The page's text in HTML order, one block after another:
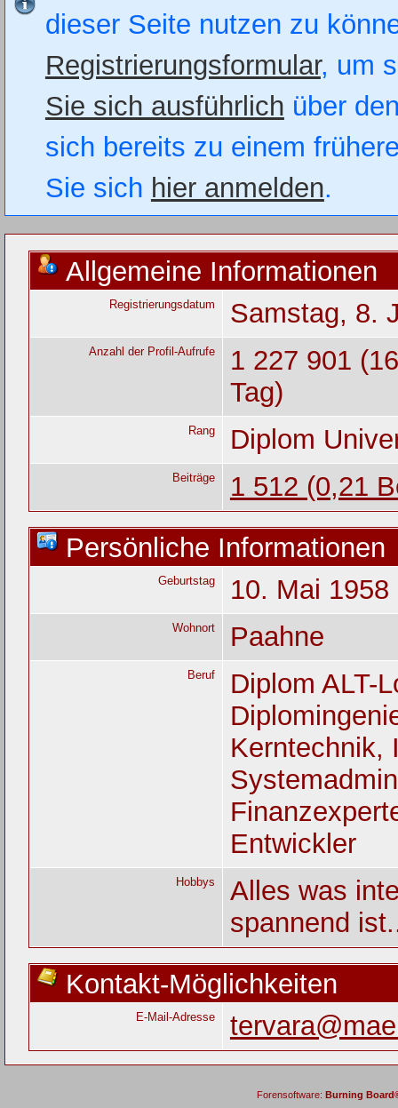
dieser Seite nutzen zu
Registrierungsformular, um
Sie sich ausführlich über
sich bereits zu einem
Sie sich hier anmelden.
Allgemeine Informationen
Registrierungsdatum Samstag, 8.
Anzahl der Profil-Aufrufe
1 227 901
Tag)
Rang Diplom
Beiträge
1 512 (0,21
Persönliche Informationen
Geburtstag 10. Mai 1958
Wohnort Paahne
Beruf
Diplom ALT-
Kerntechnik,
Entwickler
Hobbys
Alles was
spannend
Kontakt-Möglichkeiten
E-Mail-Adresse
Forensoftware: Burning